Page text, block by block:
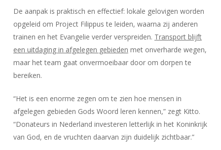
De aanpak is praktisch en effectief: lokale gelovigen worden
opgeleid om Project Filippus te leiden, waarna zij anderen
trainen en het Evangelie verder verspreiden. Transport blijft
een uitdaging in afgelegen gebieden met onverharde wegen,
maar het team gaat onvermoeibaar door om dorpen te
bereiken.
“Het is een enorme zegen om te zien hoe mensen in
afgelegen gebieden Gods Woord leren kennen,” zegt Kitto.
“Donateurs in Nederland investeren letterlijk in het Koninkrijk
van God, en de vruchten daarvan zijn duidelijk zichtbaar.”